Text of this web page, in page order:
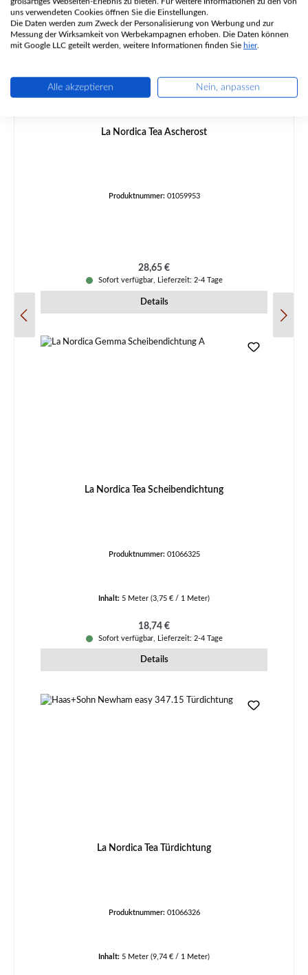
La Nordica Tea Ascherost
Produktnummer: 01059953
Regulärer Preis:
28,65 €
Sofort verfügbar, Lieferzeit: 2-4 Tage
Details
La Nordica Tea Scheibendichtung
Produktnummer: 01066325
Inhalt: 5 Meter (3,75 € / 1 Meter)
Regulärer Preis:
18,74 €
Sofort verfügbar, Lieferzeit: 2-4 Tage
Details
La Nordica Tea Türdichtung
Produktnummer: 01066326
Inhalt: 5 Meter (9,74 € / 1 Meter)
uns verwendeten Cookies öffnen Sie die Einstellungen.
Die Daten werden zum Zweck der Personalisierung von Werbung und zur
Messung der Wirksamkeit von Werbekampagnen erhoben. Die Daten können
mit Google LLC geteilt werden, weitere Informationen finden Sie hier.
Alle akzeptieren Nein, anpassen